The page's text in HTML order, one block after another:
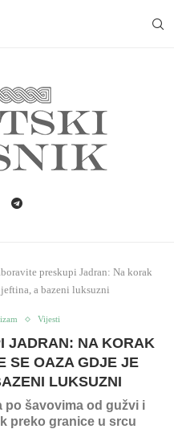
preskupi Jadran: Na korak
a bazeni luksuzni
Vijesti
JADRAN: NA KORAK
SE OAZA GDJE JE
LUKSUZNI
po šavovima od gužvi i
preko granice u srcu